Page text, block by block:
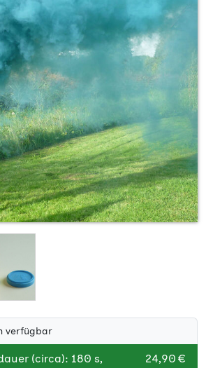
verfügbar
(circa): 180 s,
24,90 €